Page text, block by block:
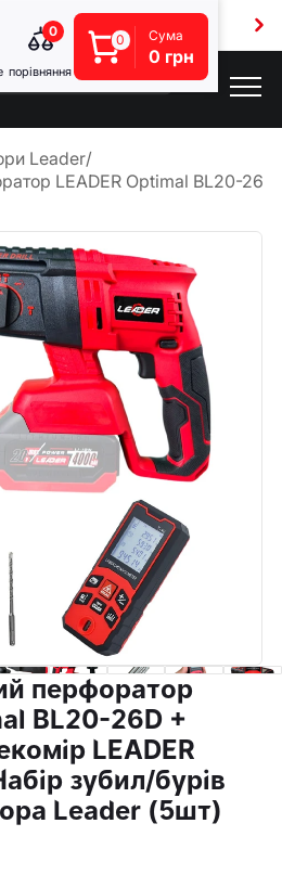
від 5000 грн
0
0 Сума
0 грн
Leader/
LEADER Optimal BL20-
перфоратор
BL20-26D +
LEADER
зубил/бурів
Leader (5шт)